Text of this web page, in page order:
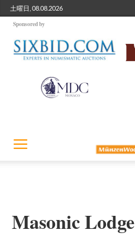
土曜日, 08.08.2026
Sponsored by
Masonic Lodge